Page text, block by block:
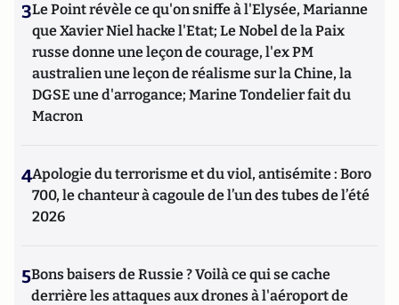
3Le Point révèle ce qu'on sniffe à l'Elysée, Marianne
que Xavier Niel hacke l'Etat; Le Nobel de la Paix
russe donne une leçon de courage, l'ex PM
australien une leçon de réalisme sur la Chine, la
DGSE une d'arrogance; Marine Tondelier fait du
Macron
4Apologie du terrorisme et du viol, antisémite : Boro
700, le chanteur à cagoule de l’un des tubes de l’été
2026
5Bons baisers de Russie ? Voilà ce qui se cache
derrière les attaques aux drones à l'aéroport de